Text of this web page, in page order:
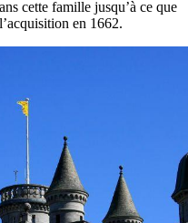
cette famille jusqu’à ce que
en 1662.